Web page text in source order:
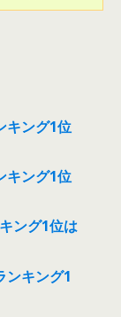
キング1位
キング1位
ング1位は
ンキング1